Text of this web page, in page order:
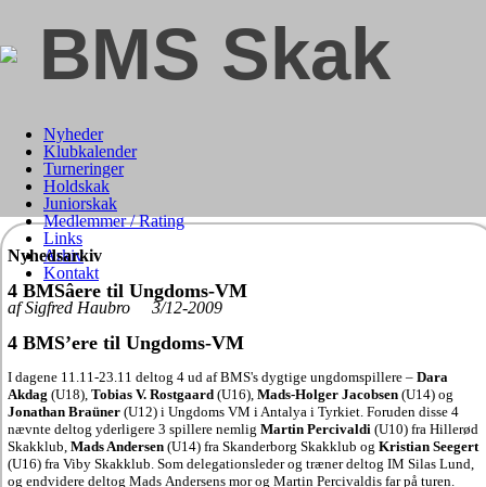
BMS Skak
Nyheder
Klubkalender
Turneringer
Holdskak
Juniorskak
Medlemmer / Rating
Links
Arkiv
Kontakt
Nyhedsarkiv
4 BMSâere til Ungdoms-VM
af Sigfred Haubro 3/12-2009
4 BMS’ere til Ungdoms-VM
I dagene 11.11-23.11 deltog 4 ud af BMS's dygtige ungdomspillere – Dara
Akdag (U18), Tobias V. Rostgaard (U16), Mads-Holger Jacobsen (U14) og
Jonathan Braüner (U12) i Ungdoms VM i Antalya i Tyrkiet. Foruden disse 4
nævnte deltog yderligere 3 spillere nemlig Martin Percivaldi (U10) fra Hillerød
Skakklub, Mads Andersen (U14) fra Skanderborg Skakklub og Kristian Seegert
(U16) fra Viby Skakklub. Som delegationsleder og træner deltog IM Silas Lund,
og endvidere deltog Mads Andersens mor og Martin Percivaldis far på turen.